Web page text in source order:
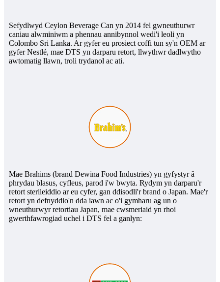
Sefydlwyd Ceylon Beverage Can yn 2014 fel gwneuthurwr
caniau alwminiwm a phennau annibynnol wedi'i leoli yn
Colombo Sri Lanka. Ar gyfer eu prosiect coffi tun sy'n OEM ar
gyfer Nestlé, mae DTS yn darparu retort, llwythwr dadlwytho
awtomatig llawn, troli trydanol ac ati.
Mae Brahims (brand Dewina Food Industries) yn gyfystyr â
phrydau blasus, cyfleus, parod i'w bwyta. Rydym yn darparu'r
retort sterileiddio ar eu cyfer, gan ddisodli'r brand o Japan. Mae'r
retort yn defnyddio'n dda iawn ac o'i gymharu ag un o
wneuthurwyr retortiau Japan, mae cwsmeriaid yn rhoi
gwerthfawrogiad uchel i DTS fel a ganlyn: